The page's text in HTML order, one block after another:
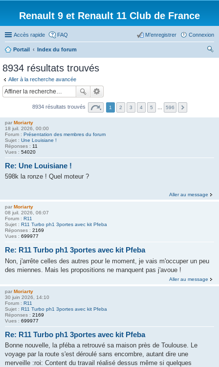
Renault 9 et Renault 11 Club de France
Accès rapide FAQ Connexion
M’enregistrer
Portail
Index du forum
8934 résultats trouvés
Aller à la recherche avancée
8934 résultats trouvés 1 2 3 4 5 596
par Moriarty
18 juil. 2026, 00:00
Forum : Présentation des membres du forum
Sujet : Une Louisiane !
Réponses : 11
Vues : 54020
Re: Une Louisiane !
598k la ronze ! Quel moteur ?
Aller au message
par Moriarty
08 juil. 2026, 06:07
Forum : R11
Sujet : R11 Turbo ph1 3portes avec kit Pfeba
Réponses : 2169
Vues : 699977
Re: R11 Turbo ph1 3portes avec kit Pfeba
Non, j'arrête celles des autres pour le moment, je vais m'occuper un peu
des miennes. Mais les propositions ne manquent pas j'avoue !
Aller au message
par Moriarty
30 juin 2026, 14:10
Forum : R11
Sujet : R11 Turbo ph1 3portes avec kit Pfeba
Réponses : 2169
Vues : 699977
Re: R11 Turbo ph1 3portes avec kit Pfeba
Bonne nouvelle, la pféba a retrouvé sa maison près de Toulouse. Le
voyage par la route s'est déroulé sans encombre, autant dire une
merveille :roi: Content du travail réalisé dessus même si quelques